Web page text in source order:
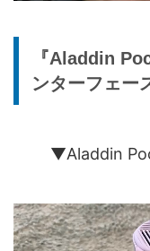
『Aladdin
ンターフェー
▼Aladdin
動
画